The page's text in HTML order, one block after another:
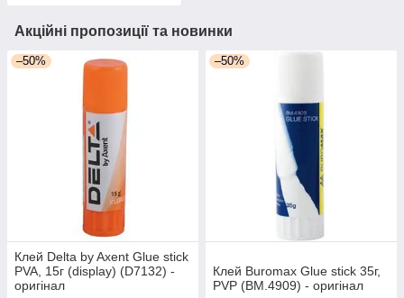
Акційні пропозиції та новинки
–50%
Клей Delta by Axent Glue stick
PVA, 15г (display) (D7132) -
оригінал
–50%
Клей Buromax Glue stick 35г,
PVP (BM.4909) - оригінал